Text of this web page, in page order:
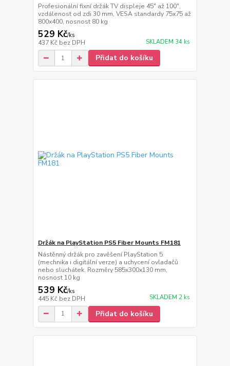
Profesionální fixní držák TV displeje 45" až 100",
vzdálenost od zdi 30 mm, VESA standardy 75x75 až
800x400, nosnost 80 kg
529 Kč/ks
437 Kč bez DPH SKLADEM 34 ks
Přidat do košíku
Držák na PlayStation PS5 Fiber Mounts FM181
Nástěnný držák pro zavěšení PlayStation 5
(mechnika i digitální verze) a uchycení ovladačů
nebo sluchátek. Rozměry 585x300x130 mm,
nosnost 10 kg
539 Kč/ks
445 Kč bez DPH SKLADEM 2 ks
Přidat do košíku